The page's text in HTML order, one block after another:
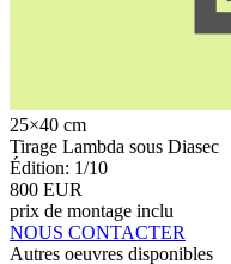
25×40 cm
Tirage Lambda sous Diasec
Édition: 1/10
800 EUR
prix de montage inclu
NOUS CONTACTER
Autres oeuvres disponibles